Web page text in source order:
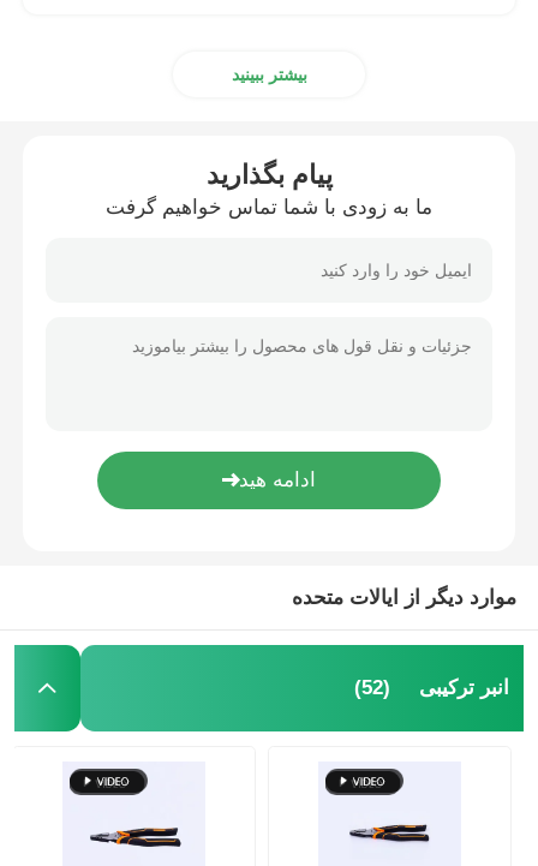
بیشتر ببینید
پیام بگذارید
ما به زودی با شما تماس خواهیم گرفت
موارد دیگر از ایالات متحده
انبر ترکیبی (52)